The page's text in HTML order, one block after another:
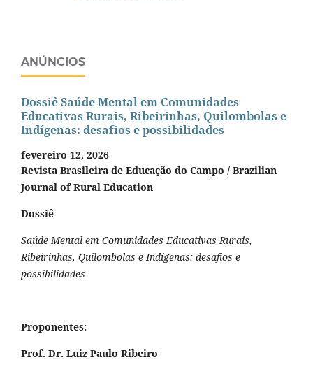
ANÚNCIOS
Dossiê Saúde Mental em Comunidades
Educativas Rurais, Ribeirinhas, Quilombolas e
Indígenas: desafios e possibilidades
fevereiro 12, 2026
Revista Brasileira de Educação do Campo / Brazilian
Journal of Rural Education
Dossiê
Saúde Mental em Comunidades Educativas Rurais,
Ribeirinhas, Quilombolas e Indígenas: desafios e
possibilidades
Proponentes:
Prof. Dr. Luiz Paulo Ribeiro